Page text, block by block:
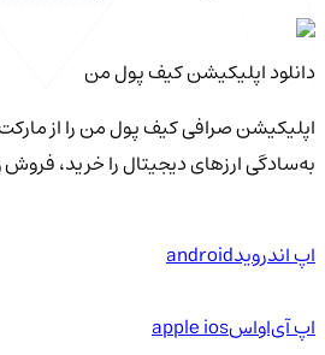
دانلود اپلیکیشن کیف‌ پول من
اپلیکیشن صرافی کیف پول من را از
به‌سادگی ارزهای دیجیتال را خرید،
اپ اندرویدandroid
اپ آی‌او‌اسapple ios